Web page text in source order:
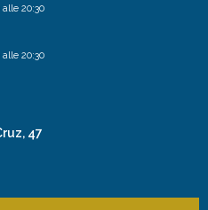
20:30
20:30
47